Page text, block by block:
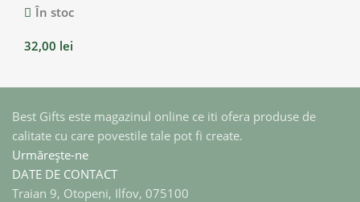
În stoc
32,00 lei
Best Gifts este magazinul online ce iti ofera produse de
calitate cu care povestile tale pot fi create.
Urmărește-ne
DATE DE CONTACT
Traian 9, Otopeni, Ilfov, 075100